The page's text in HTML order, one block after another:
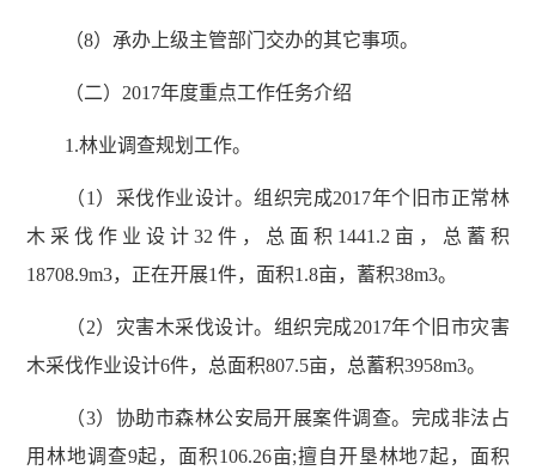
（8）承办上级主管部门交办的其它事项。
（二）2017年度重点工作任务介绍
1.林业调查规划工作。
（1）采伐作业设计。组织完成2017年个旧市正常林
木采伐作业设计32件，总面积1441.2亩，总蓄积
18708.9m3，正在开展1件，面积1.8亩，蓄积38m3。
（2）灾害木采伐设计。组织完成2017年个旧市灾害
木采伐作业设计6件，总面积807.5亩，总蓄积3958m3。
（3）协助市森林公安局开展案件调查。完成非法占
用林地调查9起，面积106.26亩;擅自开垦林地7起，面积